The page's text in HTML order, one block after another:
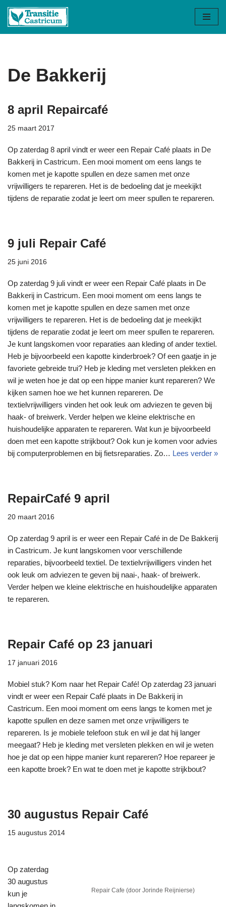
Ga
De Bakkerij
8 april Repaircafé
25 maart 2017
Op zaterdag 8 april vindt er weer een Repair Café plaats in De
Bakkerij in Castricum. Een mooi moment om eens langs te
komen met je kapotte spullen en deze samen met onze
vrijwilligers te repareren. Het is de bedoeling dat je meekijkt
tijdens de reparatie zodat je leert om meer spullen te repareren.
9 juli Repair Café
25 juni 2016
Op zaterdag 9 juli vindt er weer een Repair Café plaats in De
Bakkerij in Castricum. Een mooi moment om eens langs te
komen met je kapotte spullen en deze samen met onze
vrijwilligers te repareren. Het is de bedoeling dat je meekijkt
tijdens de reparatie zodat je leert om meer spullen te repareren.
Je kunt langskomen voor reparaties aan kleding of ander textiel.
Heb je bijvoorbeeld een kapotte kinderbroek? Of een gaatje in je
favoriete gebreide trui? Heb je kleding met versleten plekken en
wil je weten hoe je dat op een hippe manier kunt repareren? We
kijken samen hoe we het kunnen repareren. De
textielvrijwilligers vinden het ook leuk om adviezen te geven bij
haak- of breiwerk. Verder helpen we kleine elektrische en
huishoudelijke apparaten te repareren. Wat kun je bijvoorbeeld
doen met een kapotte strijkbout? Ook kun je komen voor advies
bij computerproblemen en bij fietsreparaties. Zo… Lees verder »
RepairCafé 9 april
20 maart 2016
Op zaterdag 9 april is er weer een Repair Café in de De Bakkerij
in Castricum. Je kunt langskomen voor verschillende
reparaties, bijvoorbeeld textiel. De textielvrijwilligers vinden het
ook leuk om adviezen te geven bij naai-, haak- of breiwerk.
Verder helpen we kleine elektrische en huishoudelijke apparaten
te repareren.
Repair Café op 23 januari
17 januari 2016
Mobiel stuk? Kom naar het Repair Café! Op zaterdag 23 januari
vindt er weer een Repair Café plaats in De Bakkerij in
Castricum. Een mooi moment om eens langs te komen met je
kapotte spullen en deze samen met onze vrijwilligers te
repareren. Is je mobiele telefoon stuk en wil je dat hij langer
meegaat? Heb je kleding met versleten plekken en wil je weten
hoe je dat op een hippe manier kunt repareren? Hoe repareer je
een kapotte broek? En wat te doen met je kapotte strijkbout?
30 augustus Repair Café
15 augustus 2014
Repair Cafe (door Jorinde Reijnierse)
Op zaterdag
30 augustus
kun je